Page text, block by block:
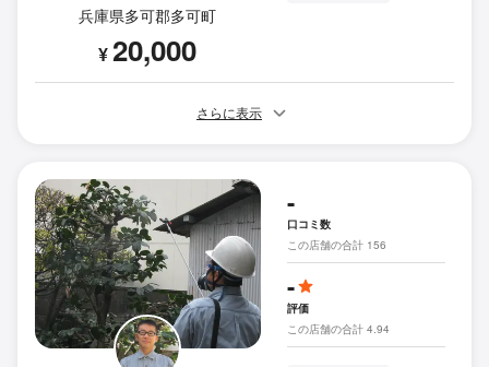
兵庫県多可郡多可町
¥20,000
さらに表示
-
口コミ数
この店舗の合計 156
-
評価
この店舗の合計 4.94